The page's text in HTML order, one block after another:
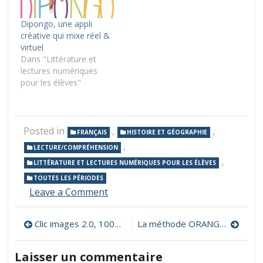
Dipongo, une appli
créative qui mixe réel &
virtuel
Dans "Littérature et
lectures numériques
pour les élèves"
Posted in FRANÇAIS , HISTOIRE ET GÉOGRAPHIE ,
LECTURE/COMPRÉHENSION ,
LITTÉRATURE ET LECTURES NUMÉRIQUES POUR LES ÉLÈVES ,
TOUTES LES PÉRIODES
Leave a Commenton
!
L’application
Navigation
de
Clic images 2.0, 1000 illustrations gratuites La méthode ORANGE de lecture, d’écriture et d’orthographe en ligne
Laisser un commentaire